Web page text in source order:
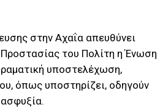
στην Αχαΐα απευθύνει
του Πολίτη η Ένωση
υποστελέχωση,
όπως υποστηρίζει, οδηγούν